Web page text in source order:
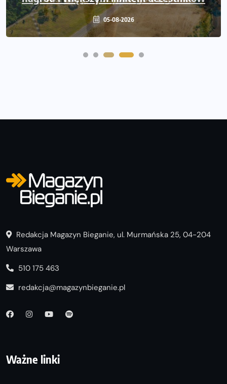
05-08-2026
05-08-2026
Redakcja Magazyn Bieganie, ul. Murmańska 25, 04-204
Warszawa
510 175 463
redakcja@magazynbieganie.pl
Ważne linki